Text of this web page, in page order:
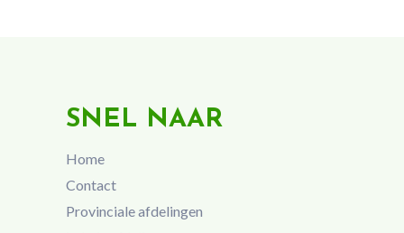
SNEL NAAR
Home
Contact
Provinciale afdelingen